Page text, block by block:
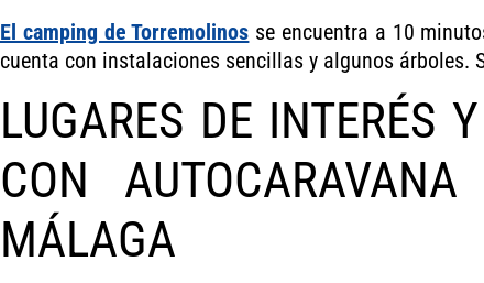
El camping de Torremolinos se encuentra a 10
cuenta con instalaciones sencillas y algunos árboles.
LUGARES DE INTERÉS
CON
MÁLAGA